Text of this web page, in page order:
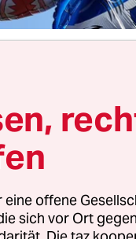
80 Prozent in der
Für jene,
nun happige
offene
sich vor Ort